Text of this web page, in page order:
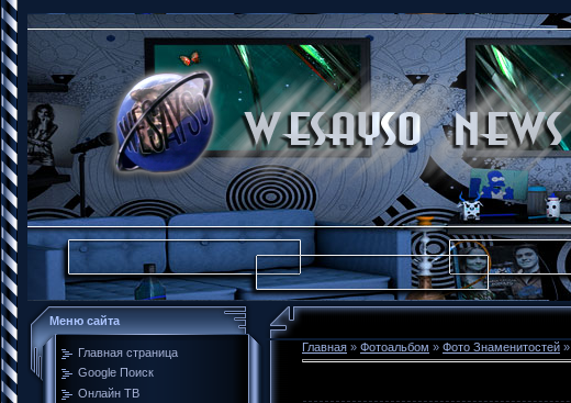
Меню сайта
Главная страница
Google Поиск
Онлайн ТВ
Главная » Фотоальбом » Фото Знаменитостей »